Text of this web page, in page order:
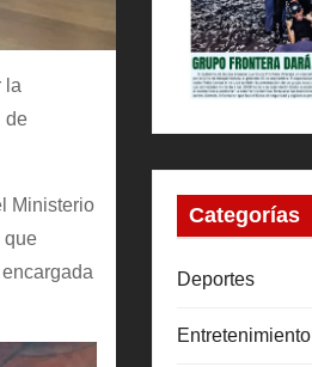
la
de
Ministerio
que
Categorías
Deportes
Entretenimiento